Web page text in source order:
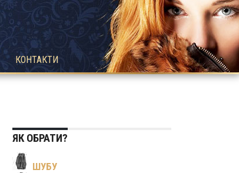
КОНТАКТИ
ЯК ОБРАТИ?
ШУБУ